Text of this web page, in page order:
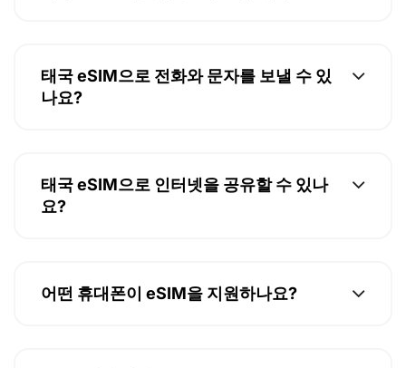
태국 eSIM으로 전화와 문자를 보낼 수 있
나요?
태국 eSIM으로 인터넷을 공유할 수 있나
요?
어떤 휴대폰이 eSIM을 지원하나요?